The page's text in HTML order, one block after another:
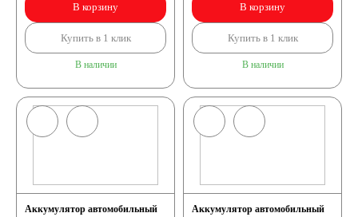
В корзину
Купить в 1 клик
В наличии
В корзину
Купить в 1 клик
В наличии
Аккумулятор автомобильный
Аккумулятор автомобильный